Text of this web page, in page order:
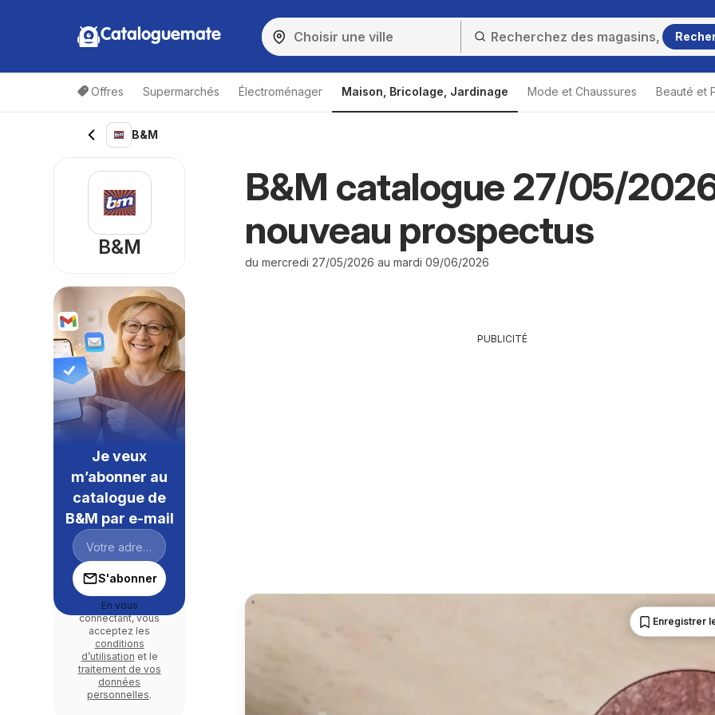
Cataloguemate
Offres Supermarchés Électroménager Maison, Bricolage, Jardinage Mode et Chaussures Beauté et
B&M
B&M catalogue 27/05/
nouveau prospectus
du mercredi 27/05/2026 au mardi 09/06/2026
PUBLICITÉ
Enregistrer
B&M
Je veux
m’abonner au
catalogue de
B&M par e-mail
S'abonner
En vous
connectant, vous
acceptez les
conditions
d’utilisation et le
traitement de vos
données
personnelles.